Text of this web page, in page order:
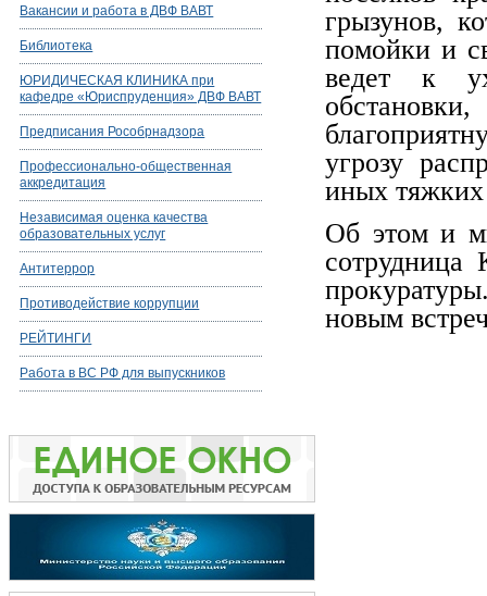
Вакансии и работа в ДВФ ВАВТ
Библиотека
ЮРИДИЧЕСКАЯ КЛИНИКА при
кафедре «Юриспруденция» ДВФ ВАВТ
Предписания Рособрнадзора
Профессионально-общественная
аккредитация
Независимая оценка качества
образовательных услуг
Антитеррор
Противодействие коррупции
РЕЙТИНГИ
Работа в ВС РФ для выпускников
грызунов,
помойки и
ведет к
угрозу
иных тяжких
Об этом и
сотрудница
новым